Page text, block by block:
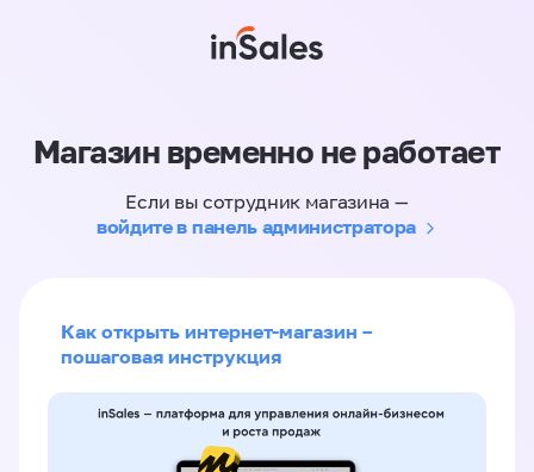
Магазин временно не работает
Если вы сотрудник магазина —
войдите в панель администратора
Как открыть интернет-магазин –
пошаговая инструкция